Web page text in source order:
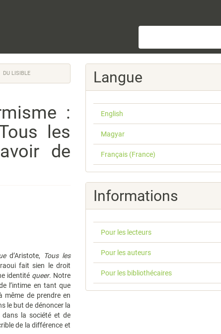
DU LISIBLE
:
les
de
d’Aristote,
Tous les
fait sien le droit
identité queer. Notre
l’intime en tant que
même de prendre en
le but de dénoncer la
dans la société et de
de la différence et
Langue
English
Magyar
Français (France)
Informations
Pour les lecteurs
Pour les auteurs
Pour les bibliothécaires